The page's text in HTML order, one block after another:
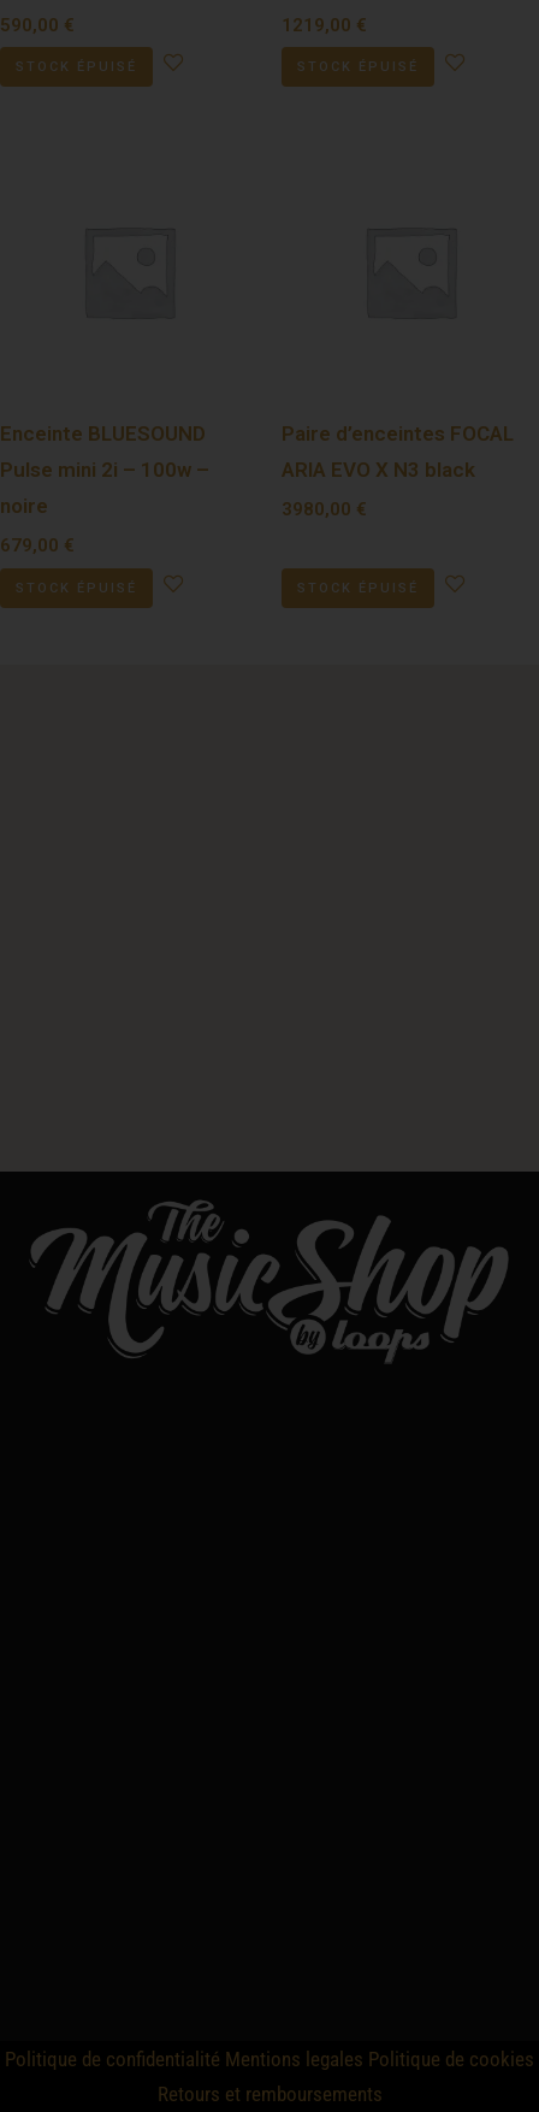
590,00 €
STOCK ÉPUISÉ
1219,00 €
STOCK ÉPUISÉ
Enceinte BLUESOUND
Pulse mini 2i – 100w –
noire
679,00 €
STOCK ÉPUISÉ
Paire d’enceintes FOCAL
ARIA EVO X N3 black
3980,00 €
STOCK ÉPUISÉ
Politique de confidentialité Mentions legales Politique de cookies
Retours et remboursements